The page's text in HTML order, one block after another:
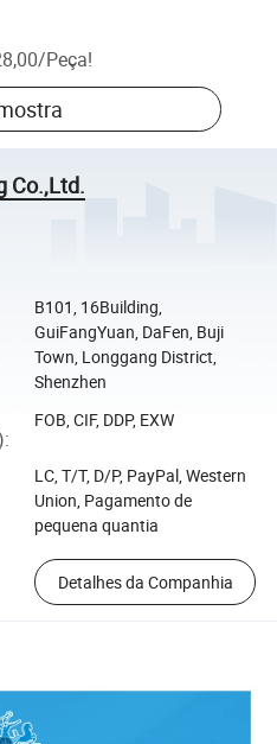
/Peça!
Co.,Ltd.
B101, 16Building,
GuiFangYuan, DaFen, Buji
Town, Longgang District,
Shenzhen
:
FOB, CIF, DDP, EXW
LC, T/T, D/P, PayPal, Western
Union, Pagamento de
pequena quantia
Detalhes da Companhia